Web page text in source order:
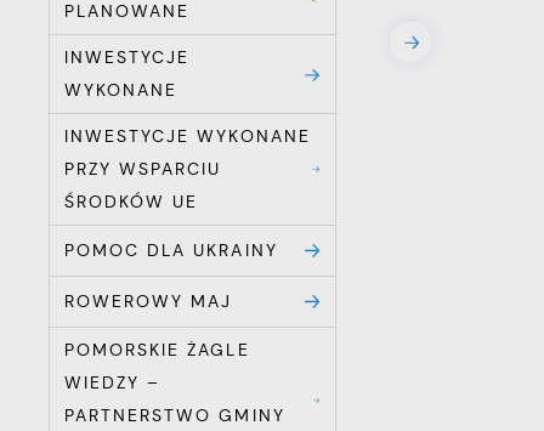
PLANOWANE
INWESTYCJE
WYKONANE
INWESTYCJE WYKONANE
PRZY WSPARCIU
ŚRODKÓW UE
POMOC DLA UKRAINY
ROWEROWY MAJ
POMORSKIE ŻAGLE
WIEDZY –
PARTNERSTWO GMINY